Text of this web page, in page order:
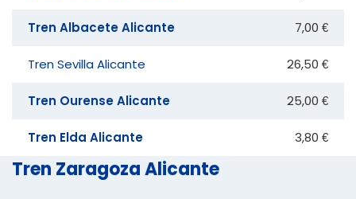
Tren Albacete Alicante 7,00 €
Tren Sevilla Alicante 26,50 €
Tren Ourense Alicante 25,00 €
Tren Elda Alicante 3,80 €
Tren Zaragoza Alicante